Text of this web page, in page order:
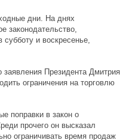
дни. На днях
законодательство,
и воскресенье,
заявления Президента Дмитрия
ограничения на торговлю
поправки в закон о
прочего он высказал
ограничивать время продаж